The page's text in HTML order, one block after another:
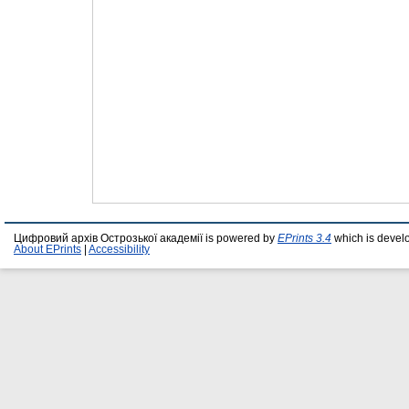
Цифровий архів Острозької академії is powered by EPrints 3.4 which is
About EPrints
Accessibility